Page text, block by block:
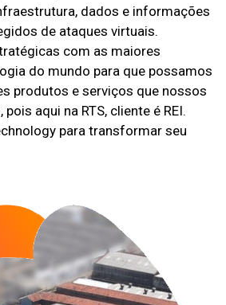
dados e informações
de ataques virtuais.
com as maiores
do mundo para que possamos
produtos e serviços que nossos
aqui na RTS, cliente é REI.
para transformar seu